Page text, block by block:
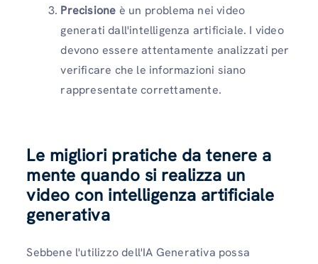
Precisione è un problema nei video
generati dall'intelligenza artificiale. I video
devono essere attentamente analizzati per
verificare che le informazioni siano
rappresentate correttamente.
Le migliori pratiche da tenere a
mente quando si realizza un
video con intelligenza artificiale
generativa
Sebbene l'utilizzo dell'IA Generativa possa